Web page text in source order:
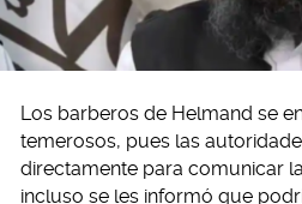
Los barberos de Helmand se
temerosos, pues las
directamente para comunicar
incluso se les informó que